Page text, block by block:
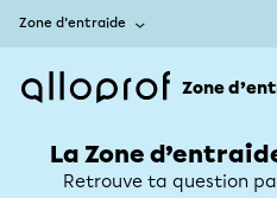
Zone d’entraide
Zone
La Zone
Retrouve ta question